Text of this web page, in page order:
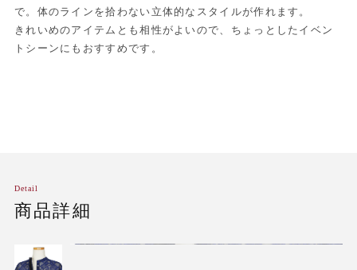
で。体のラインを拾わない立体的なスタイルが作れます。
きれいめのアイテムとも相性がよいので、ちょっとしたイベン
トシーンにもおすすめです。
商品詳細
Detail